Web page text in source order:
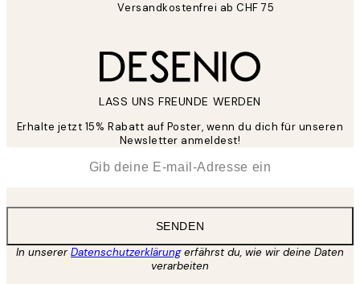
Versandkostenfrei ab CHF 75
LASS UNS FREUNDE WERDEN
Erhalte jetzt 15% Rabatt auf Poster, wenn du dich für unseren
Newsletter anmeldest!
SENDEN
In unsererDatenschutzerklärungerfährst du, wie wir deine Daten
verarbeiten